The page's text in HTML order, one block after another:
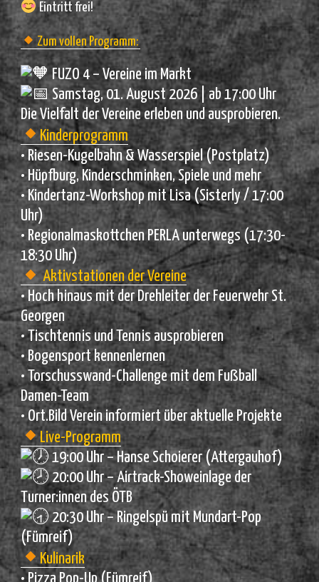
Eintritt frei!
Zum vollen Programm:
FUZO 4 – Vereine im Markt
Samstag, 01. August 2026 | ab 17:00 Uhr
Die Vielfalt der Vereine erleben und ausprobieren.
Kinderprogramm
• Riesen-Kugelbahn & Wasserspiel (Postplatz)
• Hüpfburg, Kinderschminken, Spiele und mehr
• Kindertanz-Workshop mit Lisa (Sisterly / 17:00
Uhr)
• Regionalmaskottchen PERLA unterwegs (17:30-
18:30 Uhr)
Aktivstationen der Vereine
• Hoch hinaus mit der Drehleiter der Feuerwehr St.
Georgen
• Tischtennis und Tennis ausprobieren
• Bogensport kennenlernen
• Torschusswand-Challenge mit dem Fußball
Damen-Team
• Ort.Bild Verein informiert über aktuelle Projekte
Live-Programm
19:00 Uhr – Hanse Schoierer (Attergauhof)
20:00 Uhr – Airtrack-Showeinlage der
Turner:innen des ÖTB
20:30 Uhr – Ringelspü mit Mundart-Pop
(Fümreif)
Kulinarik
• Pizza Pop-Up (Fümreif)